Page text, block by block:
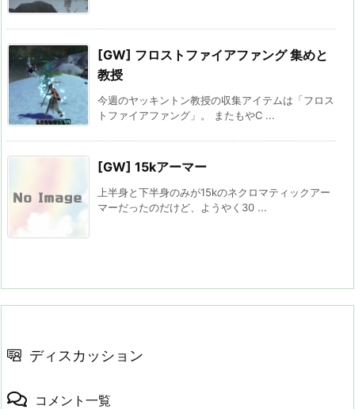
[GW] フロストファイアファング 集めと
教授
今週のヤッキントン教授の収集アイテムは「フロス
トファイアファング」。 またもやC ...
[GW] 15kアーマー
上半身と下半身のみが15kのネクロマティックアー
マーだったのだけど、ようやく30 ...
ディスカッション
コメント一覧